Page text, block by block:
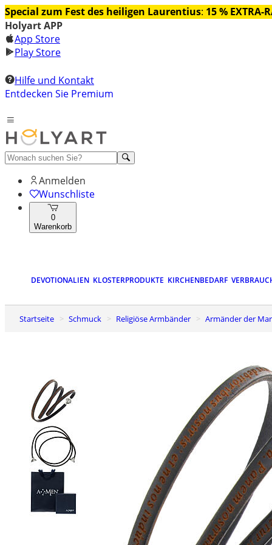
Special zum Fest des heiligen Laurentius: 15 % EXTRA-
Holyart APP
App Store
Play Store
Hilfe und Kontakt
Entdecken Sie Premium
Anmelden
Wunschliste
0
Warenkorb
DEVOTIONALIEN KLOSTERPRODUKTE KIRCHENBEDARF
Startseite Schmuck Religiöse Armbänder Armänder der